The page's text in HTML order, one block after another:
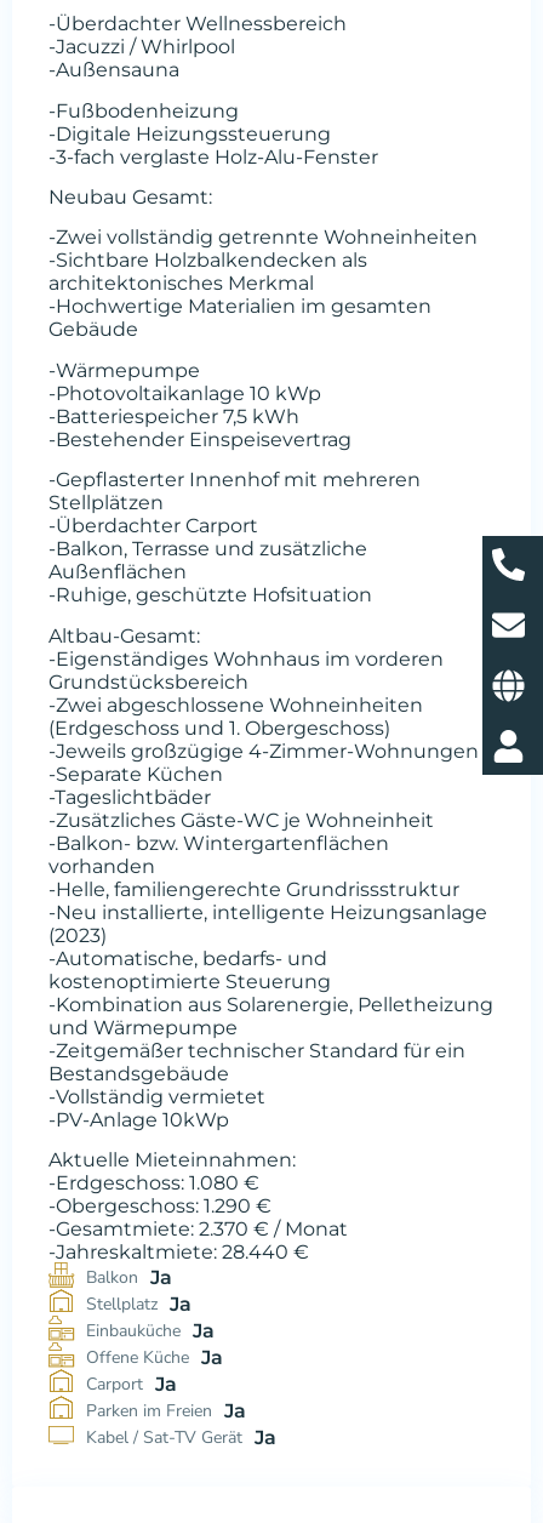
-Überdachter Wellnessbereich
-Jacuzzi / Whirlpool
-Außensauna
-Fußbodenheizung
-Digitale Heizungssteuerung
-3-fach verglaste Holz-Alu-Fenster
Neubau Gesamt:
-Zwei vollständig getrennte Wohneinheiten
-Sichtbare Holzbalkendecken als
architektonisches Merkmal
-Hochwertige Materialien im gesamten
Gebäude
-Wärmepumpe
-Photovoltaikanlage 10 kWp
-Batteriespeicher 7,5 kWh
-Bestehender Einspeisevertrag
-Gepflasterter Innenhof mit mehreren
Stellplätzen
-Überdachter Carport
-Balkon, Terrasse und zusätzliche
Außenflächen
-Ruhige, geschützte Hofsituation
Altbau-Gesamt:
-Eigenständiges Wohnhaus im vorderen
Grundstücksbereich
-Zwei abgeschlossene Wohneinheiten
(Erdgeschoss und 1. Obergeschoss)
-Jeweils großzügige 4-Zimmer-Wohnungen
-Separate Küchen
-Tageslichtbäder
-Zusätzliches Gäste-WC je Wohneinheit
-Balkon- bzw. Wintergartenflächen
vorhanden
-Helle, familiengerechte Grundrissstruktur
-Neu installierte, intelligente Heizungsanlage
(2023)
-Automatische, bedarfs- und
kostenoptimierte Steuerung
-Kombination aus Solarenergie, Pelletheizung
und Wärmepumpe
-Zeitgemäßer technischer Standard für ein
Bestandsgebäude
-Vollständig vermietet
-PV-Anlage 10kWp
Aktuelle Mieteinnahmen:
-Erdgeschoss: 1.080 €
-Obergeschoss: 1.290 €
-Gesamtmiete: 2.370 € / Monat
-Jahreskaltmiete: 28.440 €
Balkon Ja
Stellplatz Ja
Einbauküche Ja
Offene Küche Ja
Carport Ja
Parken im Freien Ja
Kabel / Sat-TV Gerät Ja